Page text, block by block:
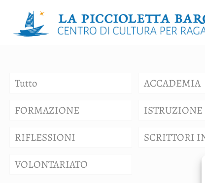
Tutto ACCADEMIA
FORMAZIONE
ISTRUZIONE
RIFLESSIONI
SCRITTORI
VOLONTARIATO